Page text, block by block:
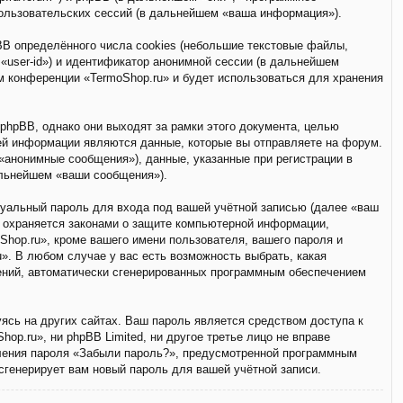
сессий (в дальнейшем «ваша информация»).
определённого числа cookies (небольшие текстовые файлы,
id») и идентификатор анонимной сессии (в дальнейшем
«TermoShop.ru» и будет использоваться для хранения
однако они выходят за рамки этого документа, целью
информации являются данные, которые вы отправляете на форум.
сообщения»), данные, указанные при регистрации в
«ваши сообщения»).
пароль для входа под вашей учётной записью (далее «ваш
законами о защите компьютерной информации,
кроме вашего имени пользователя, вашего пароля и
В любом случае у вас есть возможность выбрать, какая
автоматически сгенерированных программным обеспечением
на других сайтах. Ваш пароль является средством доступа к
ни phpBB Limited, ни другое третье лицо не вправе
пароля «Забыли пароль?», предусмотренной программным
вам новый пароль для вашей учётной записи.